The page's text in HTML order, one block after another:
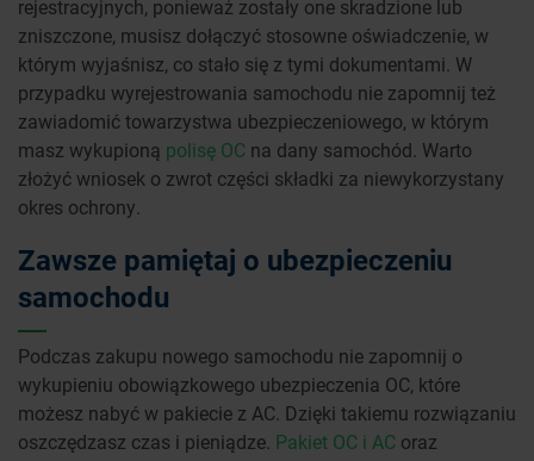
rejestracyjnych, ponieważ zostały one skradzione lub
zniszczone, musisz dołączyć stosowne oświadczenie, w
którym wyjaśnisz, co stało się z tymi dokumentami. W
przypadku wyrejestrowania samochodu nie zapomnij też
zawiadomić towarzystwa ubezpieczeniowego, w którym
masz wykupioną polisę OC na dany samochód. Warto
złożyć wniosek o zwrot części składki za niewykorzystany
okres ochrony.
Zawsze pamiętaj o ubezpieczeniu
samochodu
Podczas zakupu nowego samochodu nie zapomnij o
wykupieniu obowiązkowego ubezpieczenia OC, które
możesz nabyć w pakiecie z AC. Dzięki takiemu rozwiązaniu
oszczędzasz czas i pieniądze. Pakiet OC i AC oraz